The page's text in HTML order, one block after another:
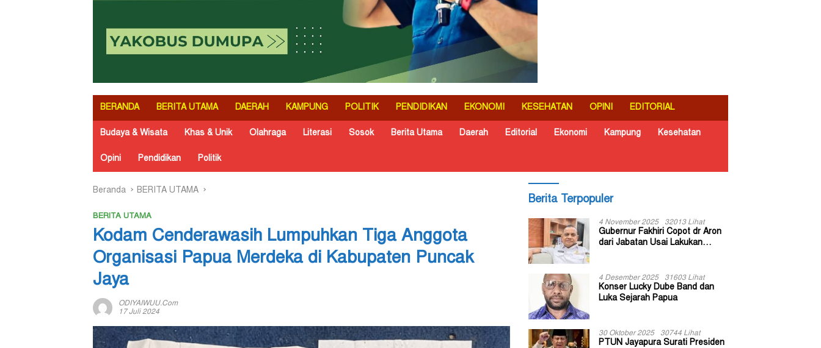
BERANDA BERITA UTAMA DAERAH KAMPUNG POLITIK PENDIDIKAN EKONOMI KESEHATAN OPINI EDITORIAL
Budaya & Wisata Khas & Unik Olahraga Literasi Sosok Berita Utama Daerah Editorial Ekonomi Kampung Kesehatan
Opini Pendidikan Politik
Beranda BERITA UTAMA
BERITA UTAMA
Kodam Cenderawasih Lumpuhkan Tiga Anggota
Organisasi Papua Merdeka di Kabupaten Puncak
Jaya
ODIYAIWUU.com
17 Juli 2024
Berita Terpopuler
4 November 2025 32013 Lihat
Gubernur Fakhiri Copot dr Aron
dari Jabatan Usai Lakukan
4 Desember 2025 31603 Lihat
Konser Lucky Dube Band dan
Luka Sejarah Papua
30 Oktober 2025 30744 Lihat
PTUN Jayapura Surati Presiden